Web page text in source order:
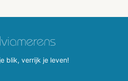
blik, verrijk je leven!